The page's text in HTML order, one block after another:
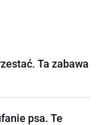
Ta zabawa
psa. Te